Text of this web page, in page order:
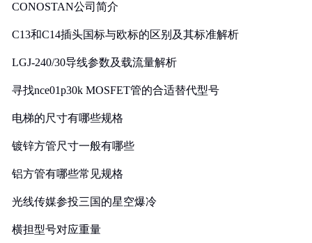
CONOSTAN公司简介
C13和C14插头国标与欧标的区别及其标准解析
LGJ-240/30导线参数及载流量解析
寻找nce01p30k MOSFET管的合适替代型号
电梯的尺寸有哪些规格
镀锌方管尺寸一般有哪些
铝方管有哪些常见规格
光线传媒参投三国的星空爆冷
横担型号对应重量